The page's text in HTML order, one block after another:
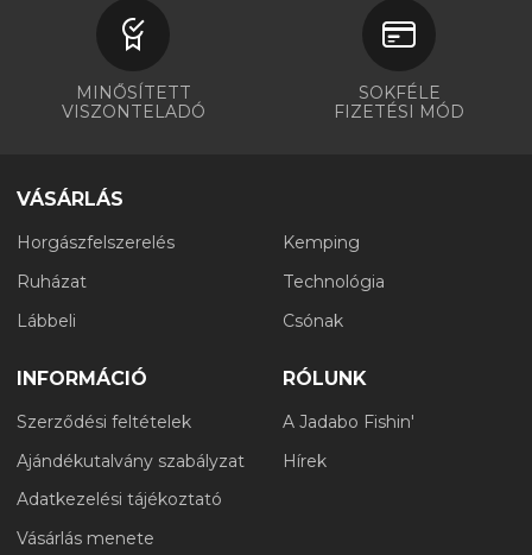
MINŐSÍTETT
VISZONTELADÓ
SOKFÉLE
FIZETÉSI MÓD
VÁSÁRLÁS
Horgászfelszerelés
Ruházat
Lábbeli
Kemping
Technológia
Csónak
INFORMÁCIÓ
Szerződési feltételek
Ajándékutalvány szabályzat
Adatkezelési tájékoztató
Vásárlás menete
RÓLUNK
A Jadabo Fishin'
Hírek